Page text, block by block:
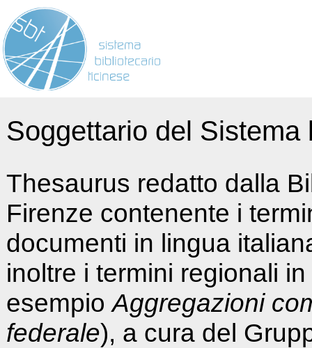
Soggettario del
Thesaurus redatto dalla
Firenze contenente i
documenti in lingua
inoltre i termini regionali
esempioAggregazioni
federale), a cura del